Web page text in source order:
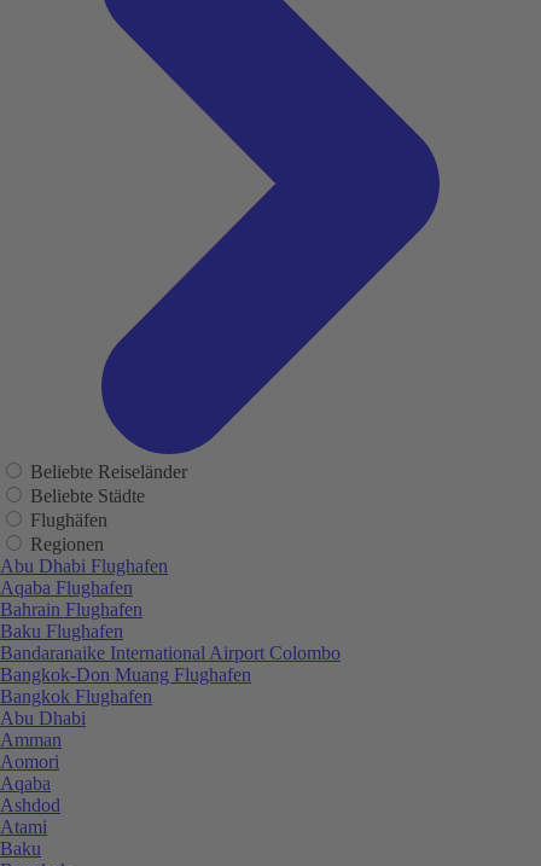
Beliebte Reiseländer
Beliebte Städte
Flughäfen
Regionen
Abu Dhabi Flughafen
Aqaba Flughafen
Bahrain Flughafen
Baku Flughafen
Bandaranaike International Airport Colombo
Bangkok-Don Muang Flughafen
Bangkok Flughafen
Abu Dhabi
Amman
Aomori
Aqaba
Ashdod
Atami
Baku